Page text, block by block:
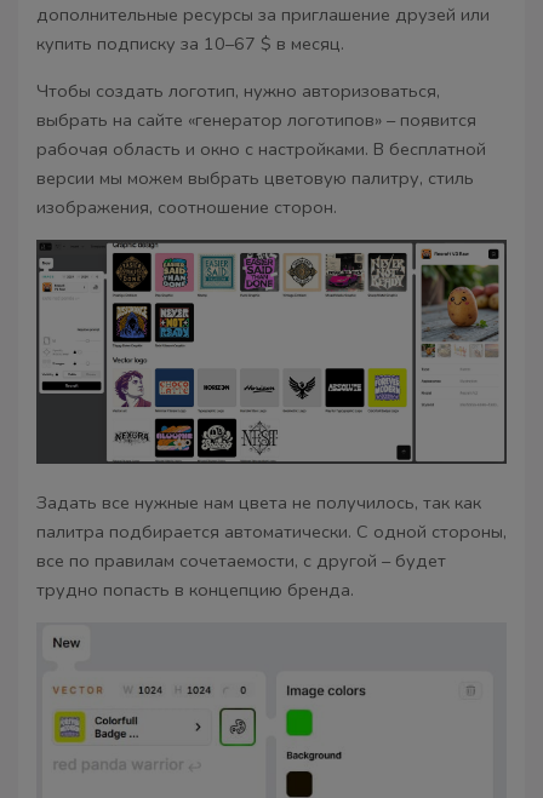
дополнительные ресурсы за приглашение друзей или
купить подписку за 10–67 $ в месяц.
Чтобы создать логотип, нужно авторизоваться,
выбрать на сайте «генератор логотипов» – появится
рабочая область и окно с настройками. В бесплатной
версии мы можем выбрать цветовую палитру, стиль
изображения, соотношение сторон.
Задать все нужные нам цвета не получилось, так как
палитра подбирается автоматически. С одной стороны,
все по правилам сочетаемости, с другой – будет
трудно попасть в концепцию бренда.